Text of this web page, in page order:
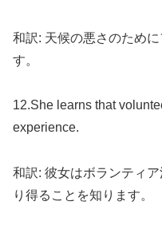
和訳: 天候の悪さのため
す。
12.She learns that
experience.
和訳: 彼女はボランティ
り得ることを知ります。